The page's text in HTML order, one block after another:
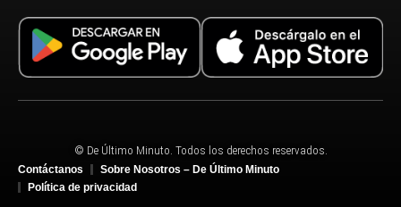
© De Último Minuto. Todos los derechos reservados.
Contáctanos
Sobre Nosotros – De Último Minuto
Política de privacidad